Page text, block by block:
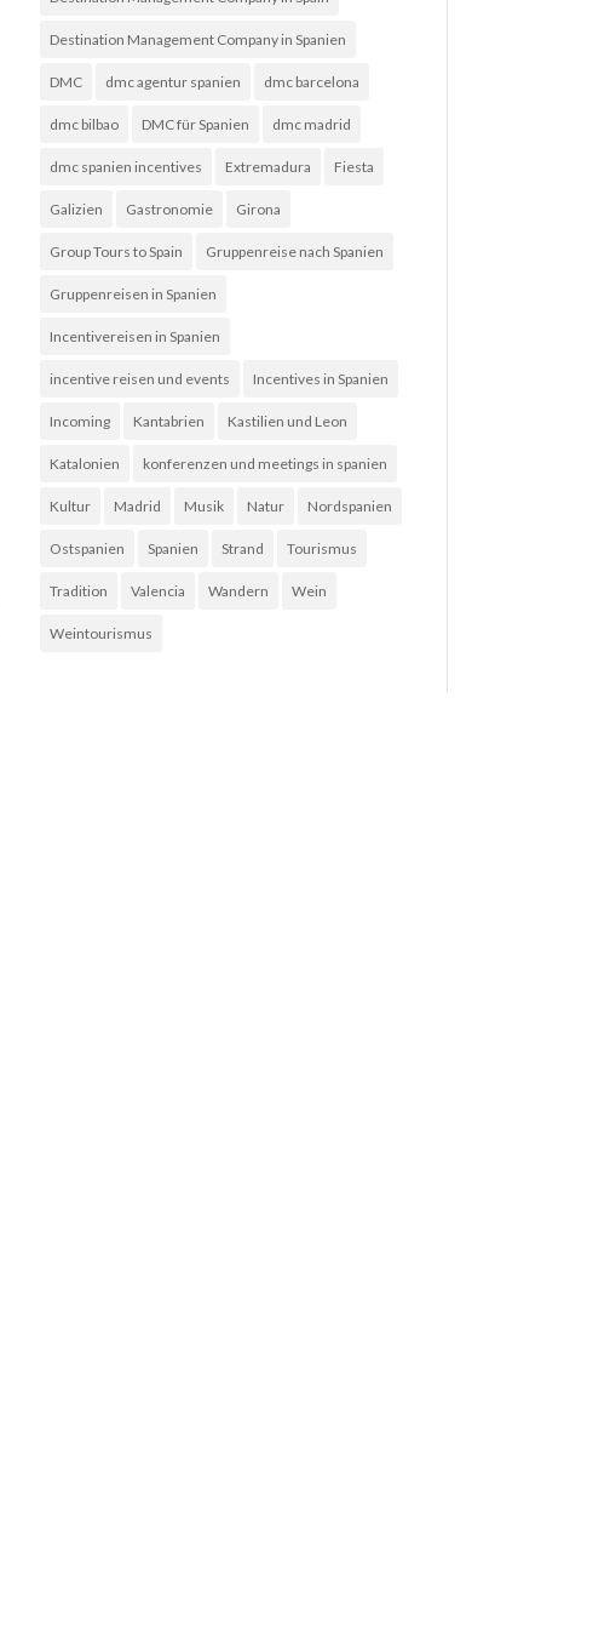
Destination Management Company in Spanien
DMC dmc agentur spanien dmc barcelona
dmc bilbao DMC für Spanien dmc madrid
dmc spanien incentives Extremadura Fiesta
Galizien Gastronomie Girona
Group Tours to Spain Gruppenreise nach Spanien
Gruppenreisen in Spanien
Incentivereisen in Spanien
incentive reisen und events Incentives in Spanien
Incoming Kantabrien Kastilien und Leon
Katalonien konferenzen und meetings in spanien
Kultur Madrid Musik Natur Nordspanien
Ostspanien Spanien Strand Tourismus
Tradition Valencia Wandern Wein
Weintourismus